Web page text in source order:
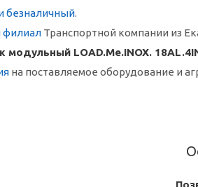
безналичный.
филиал Транспортной компании из
модульный LOAD.Me.INOX.
на поставляемое оборудование и